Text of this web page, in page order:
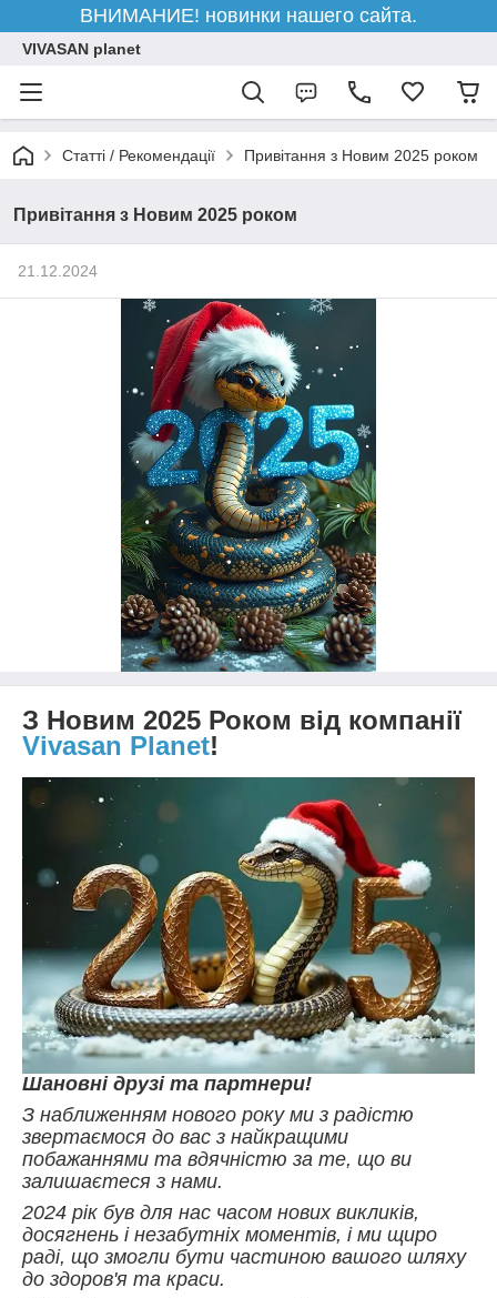
ВНИМАНИЕ! новинки нашего сайта.
VIVASAN planet
Статті / Рекомендації Привітання з Новим 2025 роком
Привітання з Новим 2025 роком
21.12.2024
З Новим 2025 Роком від компанії
Vivasan Planet!
Шановні друзі та партнери!
З наближенням нового року ми з радістю
звертаємося до вас з найкращими
побажаннями та вдячністю за те, що ви
залишаєтеся з нами.
2024 рік був для нас часом нових викликів,
досягнень і незабутніх моментів, і ми щиро
раді, що змогли бути частиною вашого шляху
до здоров'я та краси.